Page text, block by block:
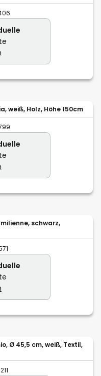
weiß, Holz, Höhe 150cm
schwarz,
Ø 45,5 cm, weiß, Textil,